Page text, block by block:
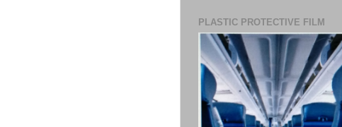
PLASTIC PROTECTIVE FILM